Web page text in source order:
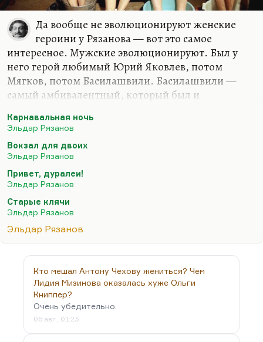
Да вообще не эволюционируют женские
героини у Рязанова — вот это самое
интересное. Мужские эволюционируют. Был у
него герой любимый Юрий Яковлев, потом
Мягков, потом Басилашвили. Басилашвили —
самый амбивалентный, который был и
чем дальше — тем амбивалентнее. Были у него
попытки нащупать другого героя. К сожалению,
они ничего не дали. Ну, такого совсем чудака. Он
и Полунина пробовал, и Безрукова, в «Андерсене»
пытался нащупать этого нового героя — не
пошло.
А что касается эволюции женских образов, то мне
кажется, что это всегда одна и та же Шурочка
Азарова — она же героиня «Карнавальной ночи»
(Гурченко), она же такая бой-баба в «Вокзале
Карнавальная ночь
Эльдар Рязанов
Вокзал для двоих
Эльдар Рязанов
Привет, дуралеи!
Эльдар Рязанов
Старые клячи
Эльдар Рязанов
Эльдар Рязанов
Кто мешал Антону Чехову жениться? Чем
Лидия Мизинова оказалась хуже Ольги
Книппер?
Очень убедительно.
06 авг., 01:23